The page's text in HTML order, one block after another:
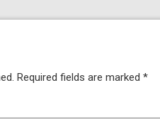
Required fields are marked *